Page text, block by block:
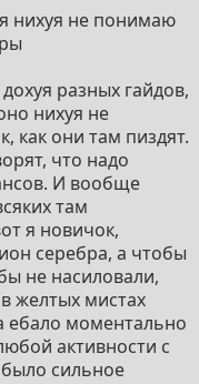
нихуя не понимаю
разных гайдов,
нихуя не
как они там пиздят.
что надо
И вообще
там
я новичок,
серебра, а чтобы
не насиловали,
желтых мистах
ебало моментально
активности с
сильное